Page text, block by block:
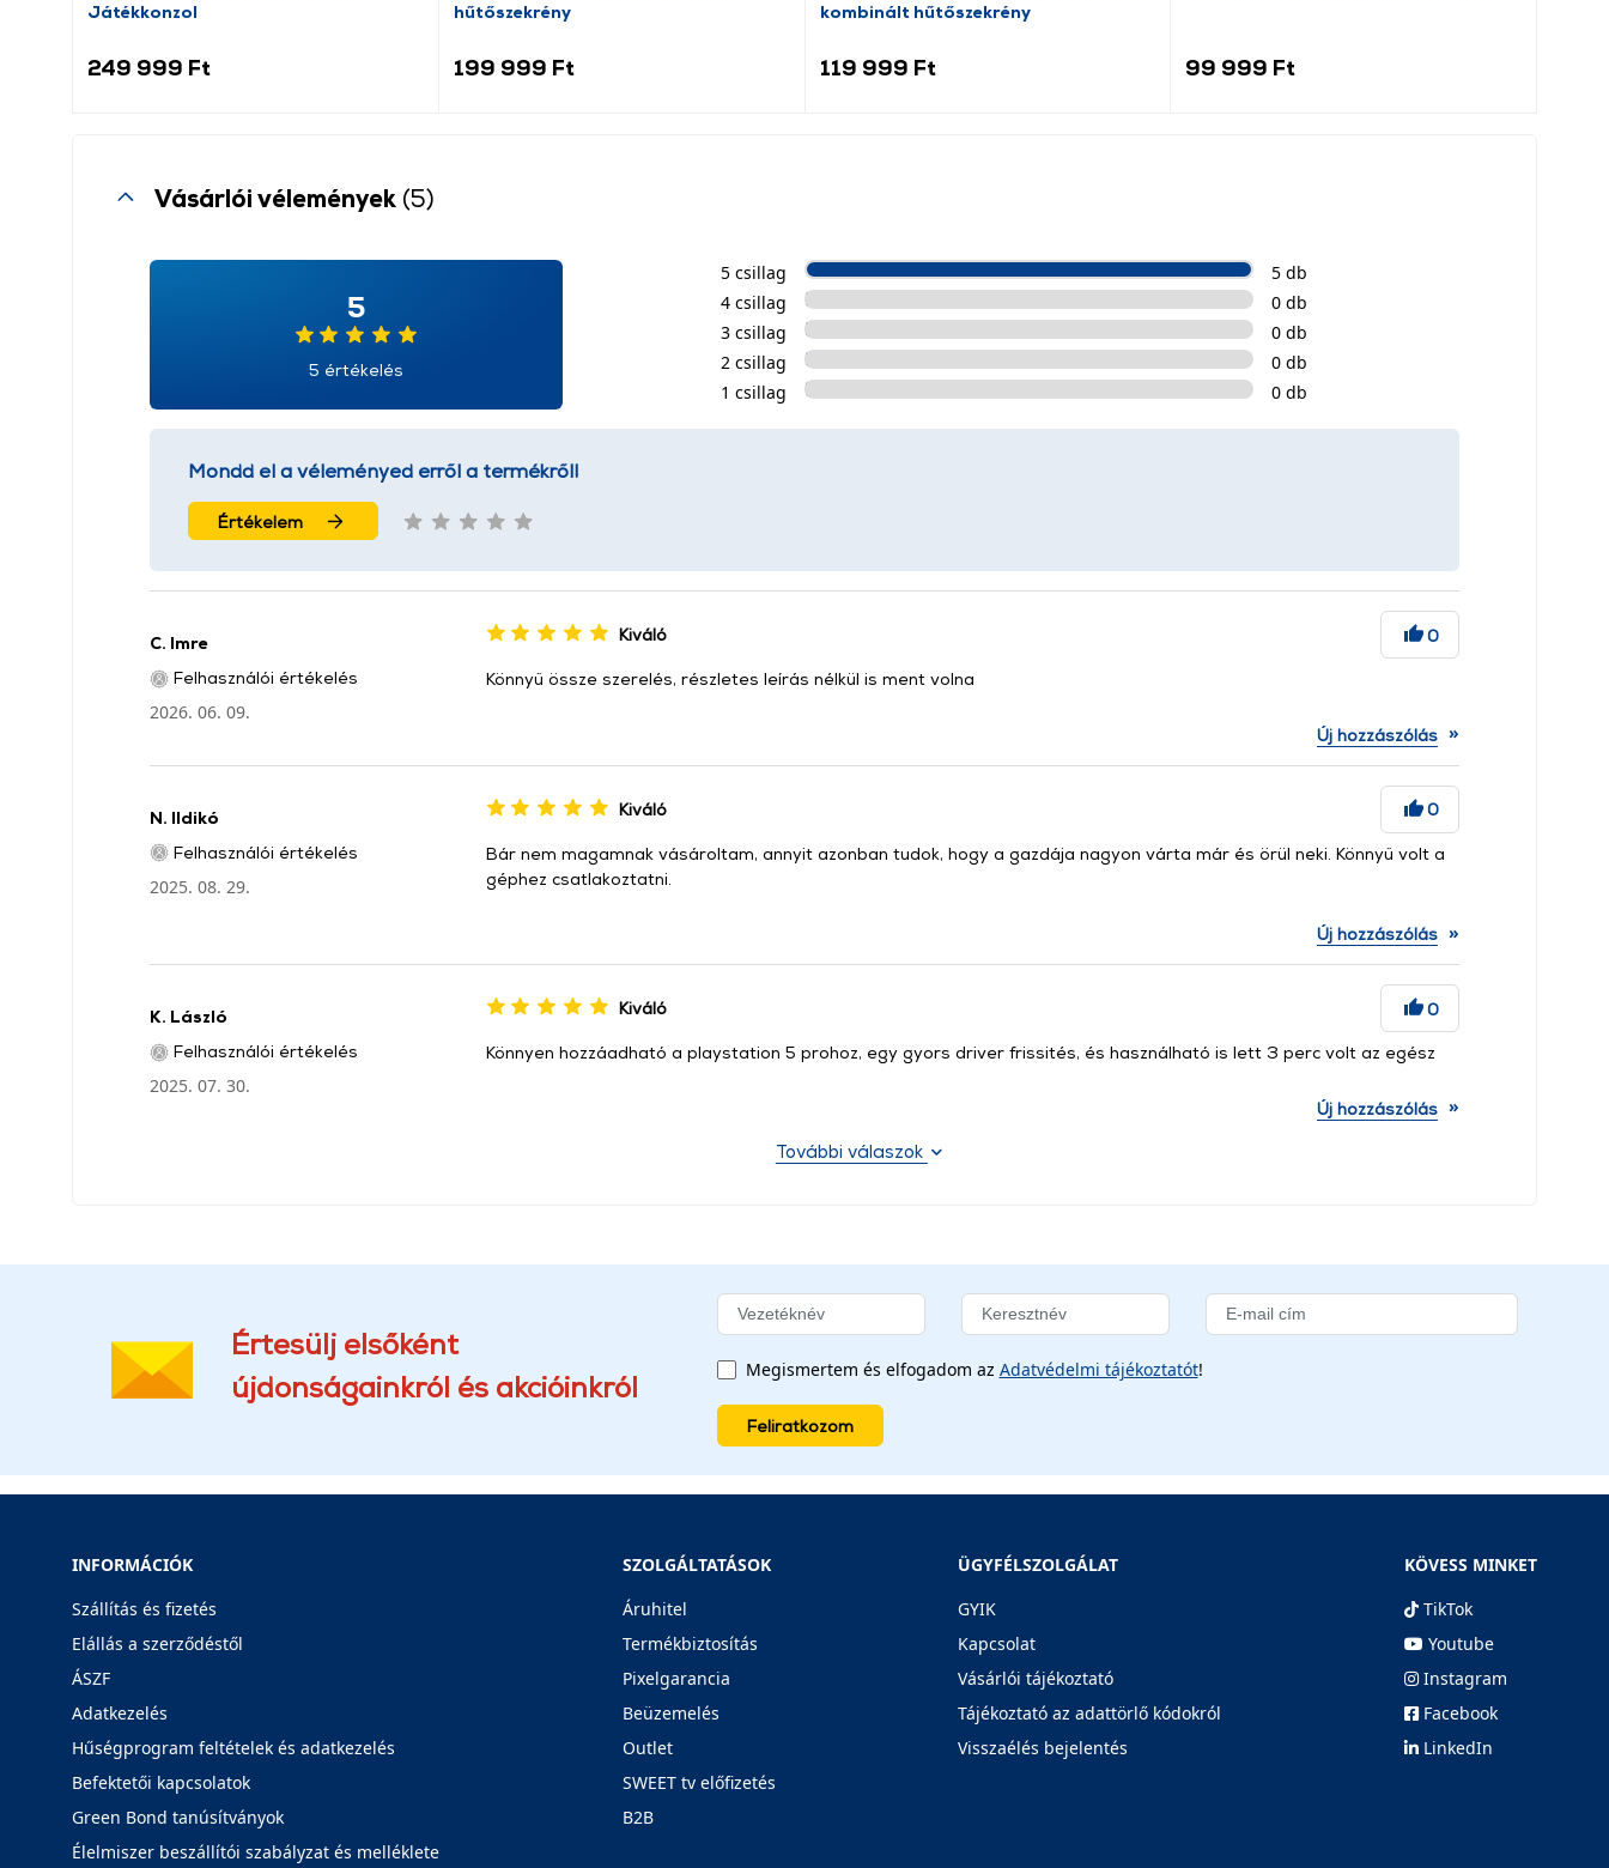
Játékkonzol
249 999 Ft
hűtőszekrény
199 999 Ft
kombinált hűtőszekrény
119 999 Ft 99 999 Ft
Vásárlói vélemények (5)
5
5 értékelés
5 csillag
5 db
4 csillag
0 db
3 csillag
0 db
2 csillag
0 db
1 csillag
0 db
Mondd el a véleményed erről a termékről!
Értékelem
C. Imre
Felhasználói értékelés
2026. 06. 09.
Kiváló 0
Könnyű össze szerelés, részletes leírás nélkül is ment volna
Új hozzászólás »
N. Ildikó
Felhasználói értékelés
2025. 08. 29.
Kiváló 0
Bár nem magamnak vásároltam, annyit azonban tudok, hogy a gazdája nagyon várta már és örül neki. Könnyű volt a
géphez csatlakoztatni.
Új hozzászólás »
K. László
Felhasználói értékelés
2025. 07. 30.
Kiváló 0
Könnyen hozzáadható a playstation 5 prohoz, egy gyors driver frissités, és használható is lett 3 perc volt az egész
Új hozzászólás »
További válaszok
Értesülj elsőként
újdonságainkról és akcióinkról
Megismertem és elfogadom az Adatvédelmi tájékoztatót!
Feliratkozom
INFORMÁCIÓK
Szállítás és fizetés
Elállás a szerződéstől
ÁSZF
Adatkezelés
Hűségprogram feltételek és adatkezelés
Befektetői kapcsolatok
Green Bond tanúsítványok
Élelmiszer beszállítói szabályzat és melléklete
SZOLGÁLTATÁSOK
Áruhitel
Termékbiztosítás
Pixelgarancia
Beüzemelés
Outlet
SWEET tv előfizetés
B2B
ÜGYFÉLSZOLGÁLAT
GYIK
Kapcsolat
Vásárlói tájékoztató
Tájékoztató az adattörlő kódokról
Visszaélés bejelentés
KÖVESS MINKET
TikTok
Youtube
Instagram
Facebook
LinkedIn